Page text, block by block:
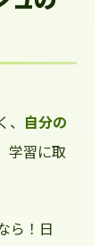
自分の
学習に取
ら！日